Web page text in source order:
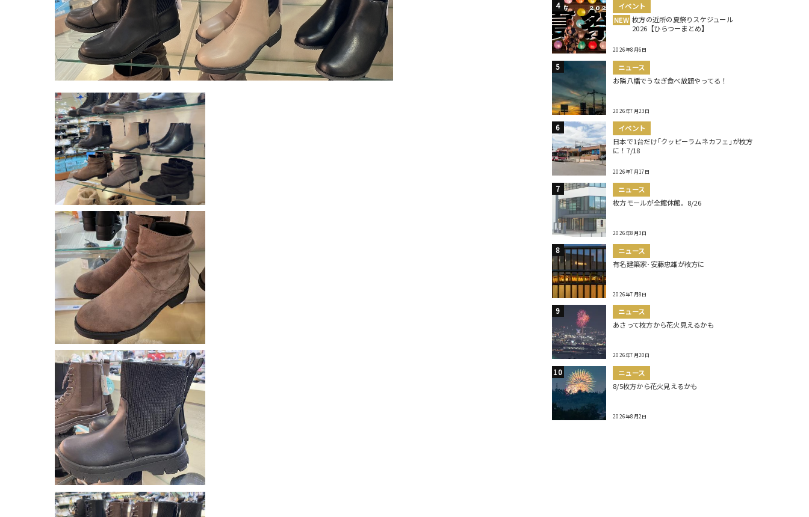
イベント
NEW 枚方の近所の夏祭りスケジュール
2026【ひらつーまとめ】
2026年8月6日
ニュース
お隣八幡でうなぎ食べ放題やってる！
2026年7月23日
イベント
日本で1台だけ｢クッピーラムネカフェ｣が枚方
に！7/18
2026年7月17日
ニュース
枚方モールが全館休館。8/26
2026年8月3日
ニュース
有名建築家･安藤忠雄が枚方に
2026年7月8日
ニュース
あさって枚方から花火見えるかも
2026年7月20日
ニュース
8/5枚方から花火見えるかも
2026年8月2日